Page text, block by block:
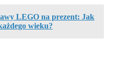
LEGO na prezent: Jak
wieku?